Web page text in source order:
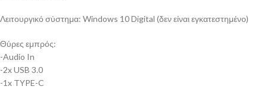
Λειτουργικό σύστημα: Windows 10 Digital (δεν είναι εγκατεστημένο)
Θύρες εμπρός:
-Audio In
-2x USB 3.0
-1x TYPE-C